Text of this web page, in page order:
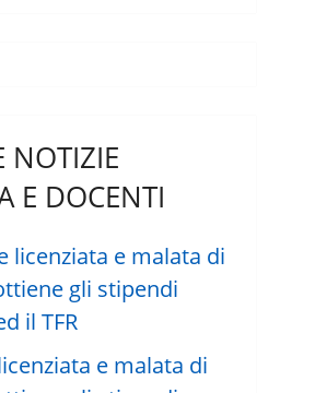
NOTIZIE
E DOCENTI
e malata di